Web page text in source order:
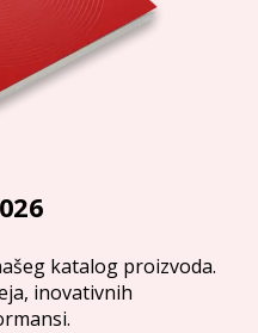
katalog proizvoda.
inovativnih